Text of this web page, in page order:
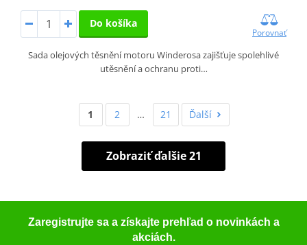
Do košíka
Porovnať
Sada olejových těsnění motoru Winderosa zajišťuje spolehlivé
utěsnění a ochranu proti…
1 2 … 21 Ďalší
Zobraziť ďalšie 21
Zaregistrujte sa a získajte prehľad o novinkách a
akciách.